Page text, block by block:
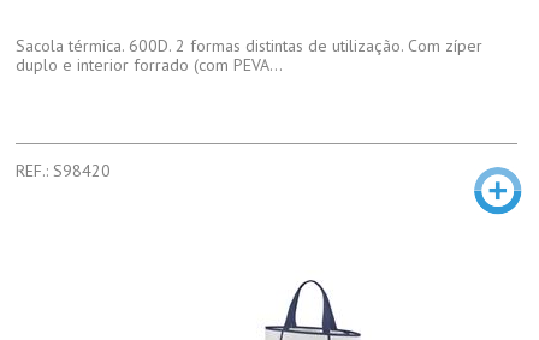
Sacola térmica. 600D. 2 formas distintas de utilização. Com zíper
duplo e interior forrado (com PEVA...
REF.: S98420